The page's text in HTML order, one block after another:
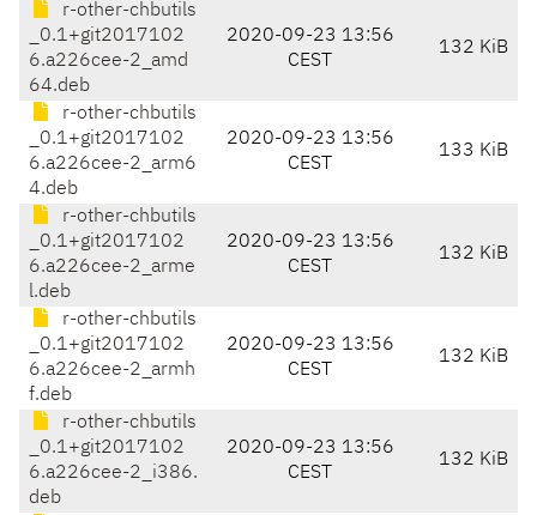
r-other-chbutils
_0.1+git2017102
6.a226cee-2_amd
64.deb
2020-09-23 13:56
CEST
132 KiB
r-other-chbutils
_0.1+git2017102
6.a226cee-2_arm6
4.deb
2020-09-23 13:56
CEST
133 KiB
r-other-chbutils
_0.1+git2017102
6.a226cee-2_arme
l.deb
2020-09-23 13:56
CEST
132 KiB
r-other-chbutils
_0.1+git2017102
6.a226cee-2_armh
f.deb
2020-09-23 13:56
CEST
132 KiB
r-other-chbutils
_0.1+git2017102
6.a226cee-2_i386.
deb
2020-09-23 13:56
CEST
132 KiB